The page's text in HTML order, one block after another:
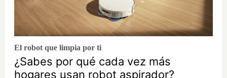
El robot que limpia por ti
¿Sabes por qué cada vez más
hogares usan robot aspirador?